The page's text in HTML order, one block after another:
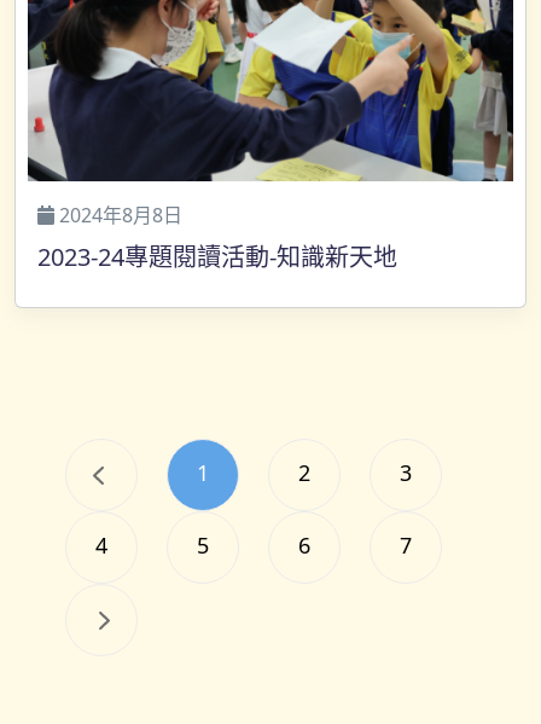
2024年8月8日
2023-24專題閱讀活動-知識新天地
1 2 3
4 5 6 7